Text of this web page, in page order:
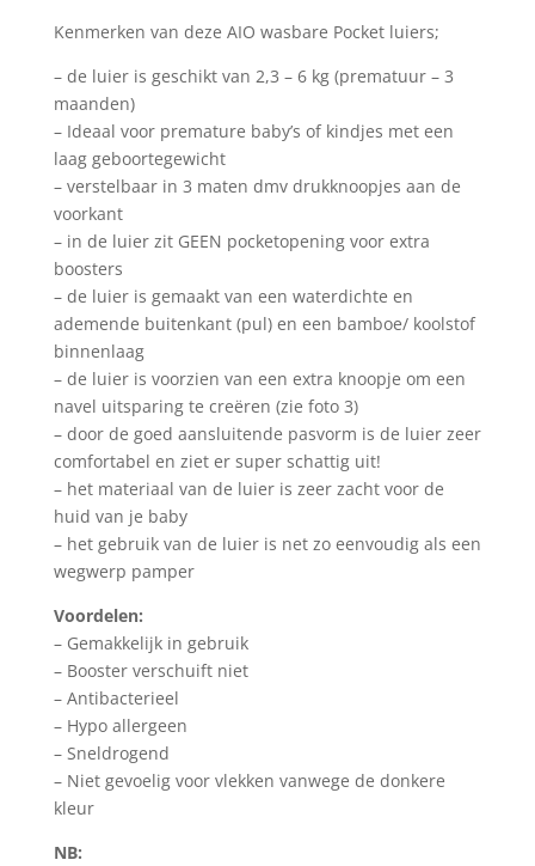
Kenmerken van deze AIO wasbare Pocket luiers;
– de luier is geschikt van 2,3 – 6 kg (prematuur – 3
maanden)
– Ideaal voor premature baby’s of kindjes met een
laag geboortegewicht
– verstelbaar in 3 maten dmv drukknoopjes aan de
voorkant
– in de luier zit GEEN pocketopening voor extra
boosters
– de luier is gemaakt van een waterdichte en
ademende buitenkant (pul) en een bamboe/ koolstof
binnenlaag
– de luier is voorzien van een extra knoopje om een
navel uitsparing te creëren (zie foto 3)
– door de goed aansluitende pasvorm is de luier zeer
comfortabel en ziet er super schattig uit!
– het materiaal van de luier is zeer zacht voor de
huid van je baby
– het gebruik van de luier is net zo eenvoudig als een
wegwerp pamper
Voordelen:
– Gemakkelijk in gebruik
– Booster verschuift niet
– Antibacterieel
– Hypo allergeen
– Sneldrogend
– Niet gevoelig voor vlekken vanwege de donkere
kleur
NB: